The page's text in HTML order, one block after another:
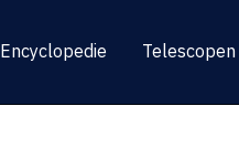
Encyclopedie Telescopen